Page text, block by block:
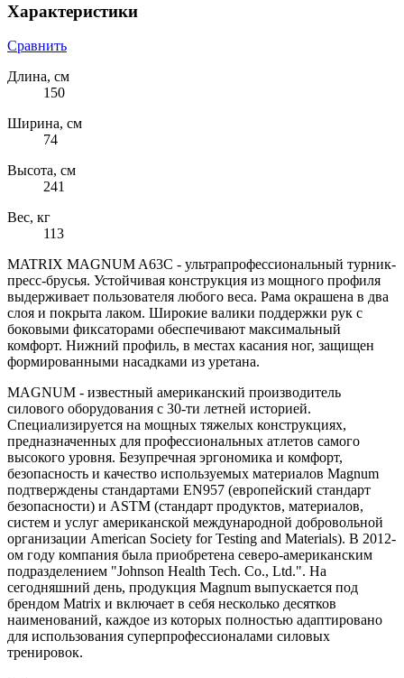
Характеристики
Сравнить
Длина, см
150
Ширина, см
74
Высота, см
241
Вес, кг
113
MATRIX MAGNUM A63C - ультрапрофессиональный турник-
пресс-брусья. Устойчивая конструкция из мощного профиля
выдерживает пользователя любого веса. Рама окрашена в два
слоя и покрыта лаком. Широкие валики поддержки рук с
боковыми фиксаторами обеспечивают максимальный
комфорт. Нижний профиль, в местах касания ног, защищен
формированными насадками из уретана.
MAGNUM - известный американский производитель
силового оборудования с 30-ти летней историей.
Специализируется на мощных тяжелых конструкциях,
предназначенных для профессиональных атлетов самого
высокого уровня. Безупречная эргономика и комфорт,
безопасность и качество используемых материалов Magnum
подтверждены стандартами EN957 (европейский стандарт
безопасности) и ASTM (стандарт продуктов, материалов,
систем и услуг американской международной добровольной
организации American Society for Testing and Materials). В 2012-
ом году компания была приобретена северо-американским
подразделением "Johnson Health Tech. Co., Ltd.". На
сегодняшний день, продукция Magnum выпускается под
брендом Matrix и включает в себя несколько десятков
наименований, каждое из которых полностью адаптировано
для использования суперпрофессионалами силовых
тренировок.